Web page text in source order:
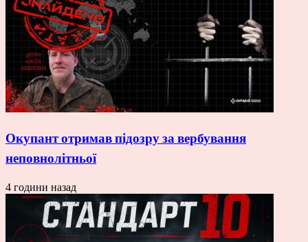
Окупант отримав підозру за вербування
неповнолітньої
4 години назад